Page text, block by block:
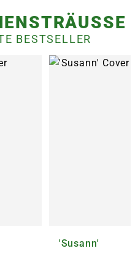
BESTSELLER
'Susann'